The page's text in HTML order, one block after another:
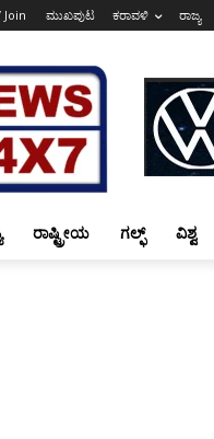
Join ಮುಖಪುಟ ಕರಾವಳಿ ರಾಜ್ಯ
ರಾಷ್ಟ್ರೀಯ ಗಲ್ಫ್ ವಿಶ್ವ